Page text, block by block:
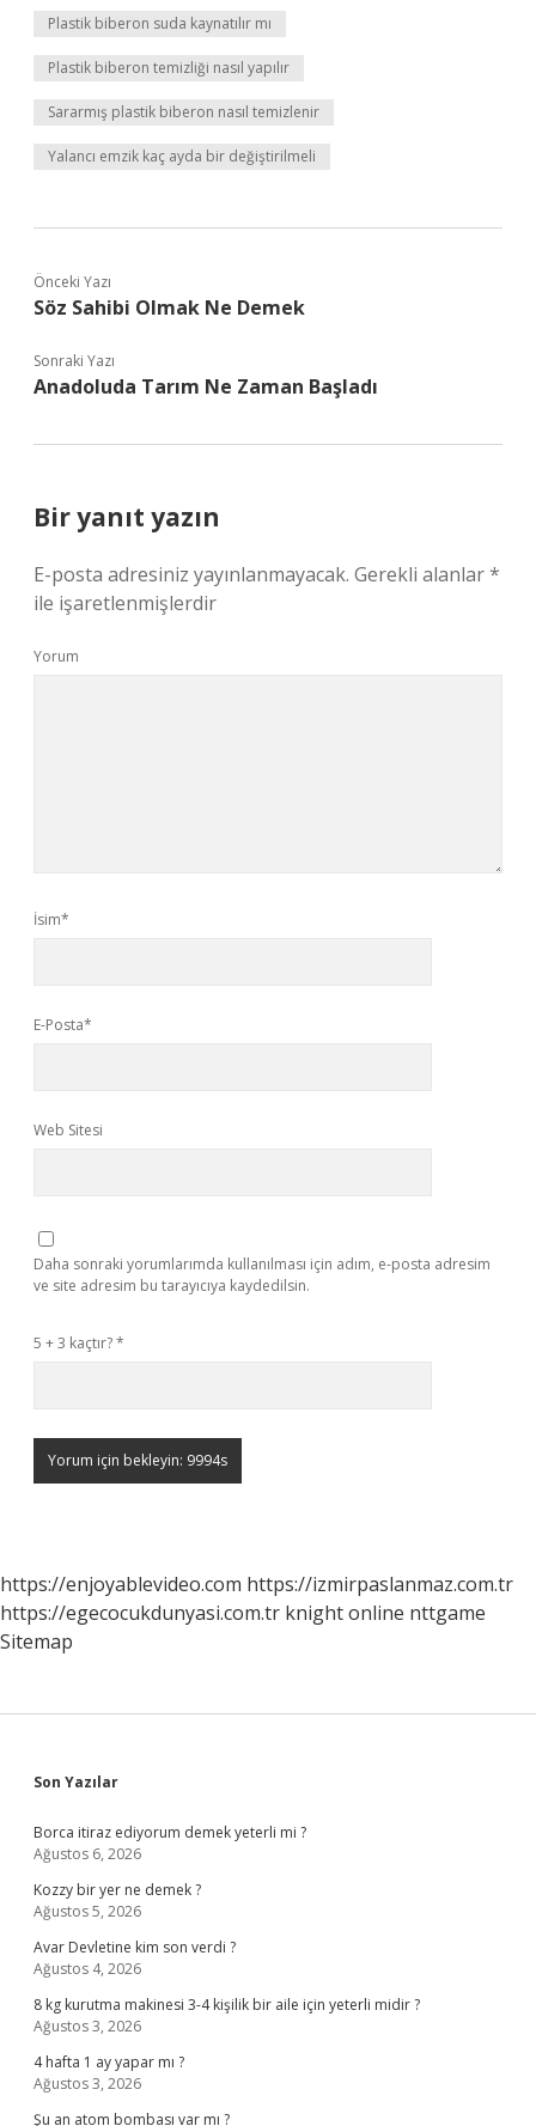
Plastik biberon suda kaynatılır mı
Plastik biberon temizliği nasıl yapılır
Sararmış plastik biberon nasıl temizlenir
Yalancı emzik kaç ayda bir değiştirilmeli
Önceki Yazı
Söz Sahibi Olmak Ne Demek
Sonraki Yazı
Anadoluda Tarım Ne Zaman Başladı
Bir yanıt yazın
E-posta adresiniz yayınlanmayacak. Gerekli alanlar*
ile işaretlenmişlerdir
Yorum
İsim*
E-Posta*
Web Sitesi
Daha sonraki yorumlarımda kullanılması için adım, e-posta adresim
ve site adresim bu tarayıcıya kaydedilsin.
5 + 3 kaçtır?*
https://enjoyablevideo.com https://izmirpaslanmaz.com.tr
https://egecocukdunyasi.com.tr knight online nttgame
Sitemap
Sidebar
Son Yazılar
Borca itiraz ediyorum demek yeterli mi ?
Ağustos 6, 2026
Kozzy bir yer ne demek ?
Ağustos 5, 2026
Avar Devletine kim son verdi ?
Ağustos 4, 2026
8 kg kurutma makinesi 3-4 kişilik bir aile için yeterli midir ?
Ağustos 3, 2026
4 hafta 1 ay yapar mı ?
Ağustos 3, 2026
Şu an atom bombası var mı ?